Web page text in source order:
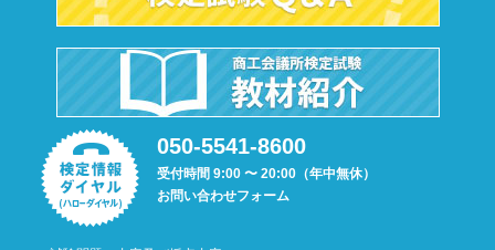
050-5541-8600
受付時間 9:00 〜 20:00（年中無休）
お問い合わせフォーム